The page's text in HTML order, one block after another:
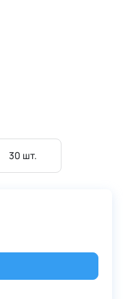
30 шт.